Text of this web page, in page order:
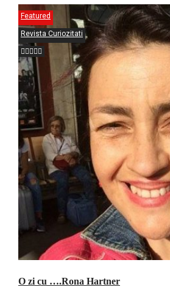
Featured
Revista Curiozitati
O zi cu ….Rona Hartner